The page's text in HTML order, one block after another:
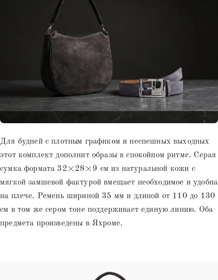
Для будней с плотным графиком и неспешных выходных
этот комплект дополнит образы в спокойном ритме. Серая
сумка формата 32×28×9 см из натуральной кожи с
мягкой замшевой фактурой вмещает необходимое и удобна
на плече. Ремень шириной 35 мм и длиной от 110 до 130
см в том же сером тоне поддерживает единую линию. Оба
предмета произведены в Яхроме.